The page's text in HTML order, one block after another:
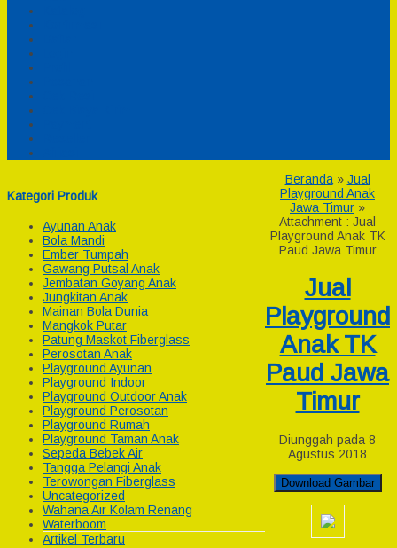
Kategori Produk
Ayunan Anak
Bola Mandi
Ember Tumpah
Gawang Putsal Anak
Jembatan Goyang Anak
Jungkitan Anak
Mainan Bola Dunia
Mangkok Putar
Patung Maskot Fiberglass
Perosotan Anak
Playground Ayunan
Playground Indoor
Playground Outdoor Anak
Playground Perosotan
Playground Rumah
Playground Taman Anak
Sepeda Bebek Air
Tangga Pelangi Anak
Terowongan Fiberglass
Uncategorized
Wahana Air Kolam Renang
Waterboom
Artikel Terbaru
Beranda» Jual
Playground Anak
Jawa Timur »
Attachment : Jual
Playground Anak TK
Paud Jawa Timur
Jual
Playground
Anak TK
Paud Jawa
Timur
Diunggah pada 8
Agustus 2018
Download Gambar